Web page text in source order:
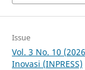
Issue
Vol. 3 No. 10
Inovasi (INPRESS)